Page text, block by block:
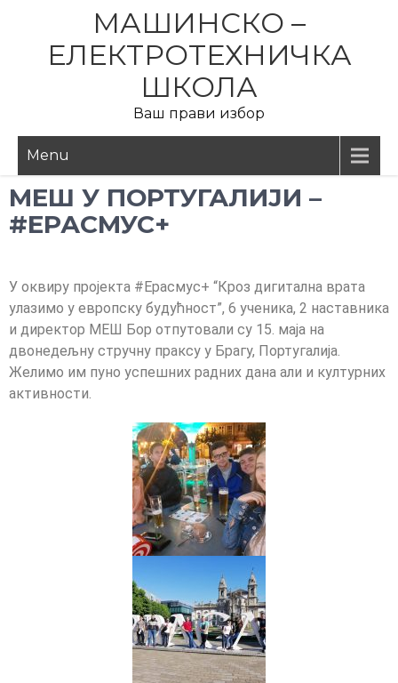
МАШИНСКО –
ЕЛЕКТРОТЕХНИЧКА
ШКОЛА
Ваш прави избор
Menu
MEШ У ПОРТУГАЛИЈИ –
#ЕРАСМУС+
У оквиру пројекта #Ерасмус+ “Кроз дигитална врата
улазимо у европску будућност”, 6 ученика, 2 наставника
и директор МЕШ Бор отпутовали су 15. маја на
двонедељну стручну праксу у Брагу, Португалија.
Желимо им пуно успешних радних дана али и културних
активности.